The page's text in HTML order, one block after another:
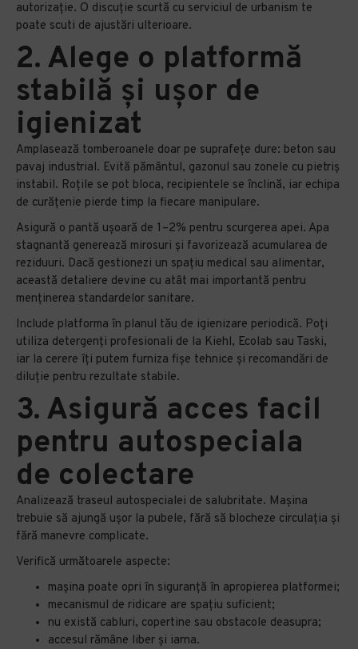
autorizație. O discuție scurtă cu serviciul de urbanism te
poate scuti de ajustări ulterioare.
2. Alege o platformă
stabilă și ușor de
igienizat
Amplasează tomberoanele doar pe suprafețe dure: beton sau
pavaj industrial. Evită pământul, gazonul sau zonele cu pietriș
instabil. Roțile se pot bloca, recipientele se înclină, iar echipa
de curățenie pierde timp la fiecare manipulare.
Asigură o pantă ușoară de 1–2% pentru scurgerea apei. Apa
stagnantă generează mirosuri și favorizează acumularea de
reziduuri. Dacă gestionezi un spațiu medical sau alimentar,
această detaliere devine cu atât mai importantă pentru
menținerea standardelor sanitare.
Include platforma în planul tău de igienizare periodică. Poți
utiliza detergenți profesionali de la Kiehl, Ecolab sau Taski,
iar la cerere îți putem furniza fișe tehnice și recomandări de
diluție pentru rezultate stabile.
3. Asigură acces facil
pentru autospeciala
de colectare
Analizează traseul autospecialei de salubritate. Mașina
trebuie să ajungă ușor la pubele, fără să blocheze circulația și
fără manevre complicate.
Verifică următoarele aspecte:
mașina poate opri în siguranță în apropierea platformei;
mecanismul de ridicare are spațiu suficient;
nu există cabluri, copertine sau obstacole deasupra;
accesul rămâne liber și iarna.